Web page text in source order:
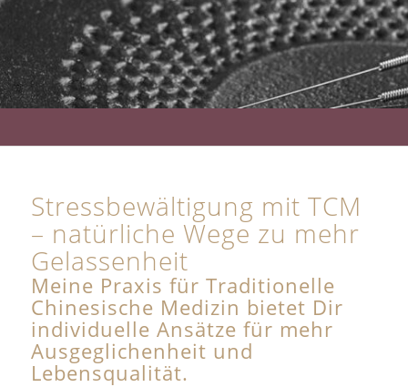
Stressbewältigung mit TCM
– natürliche Wege zu mehr
Gelassenheit
Meine Praxis für Traditionelle
Chinesische Medizin bietet Dir
individuelle Ansätze für mehr
Ausgeglichenheit und
Lebensqualität.